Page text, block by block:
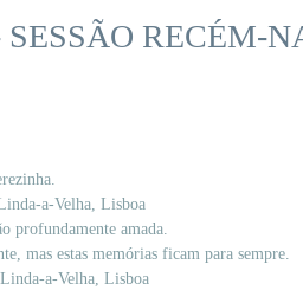
RECÉM-
a-Velha, Lisboa
profundamente amada.
mas estas memórias ficam para sempre.
a-Velha, Lisboa